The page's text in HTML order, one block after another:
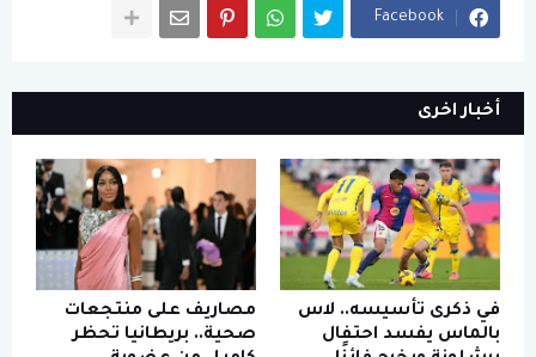
Facebook
أخبار اخرى
في ذكرى تأسيسه.. لاس
بالماس يفسد احتفال
مصاريف على منتجعات
صحية.. بريطانيا تحظر